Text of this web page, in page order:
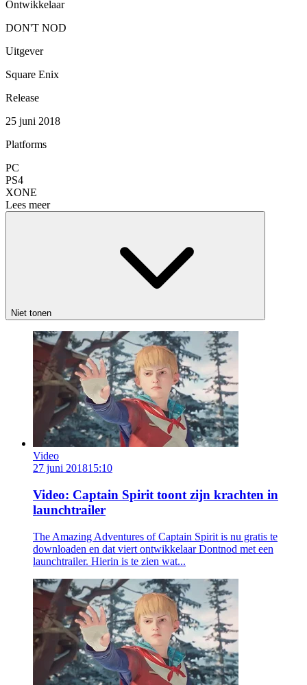
Ontwikkelaar
DON'T NOD
Uitgever
Square Enix
Release
25 juni 2018
Platforms
PC
PS4
XONE
Lees meer
Niet tonen
Video
27 juni 201815:10
Video: Captain Spirit toont zijn krachten in
launchtrailer
The Amazing Adventures of Captain Spirit is nu gratis te
downloaden en dat viert ontwikkelaar Dontnod met een
launchtrailer. Hierin is te zien wat...